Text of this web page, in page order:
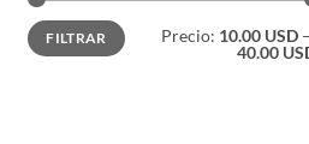
Precio
mínimo
Precio
máximo
FILTRAR Precio: 10.00 USD
40.00